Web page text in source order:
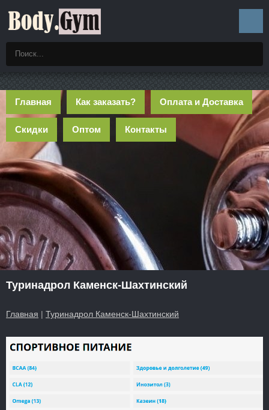
Главная Как заказать? Оплата и Доставка
Скидки Оптом Контакты
Туринадрол Каменск-Шахтинский
Главная | Туринадрол Каменск-Шахтинский